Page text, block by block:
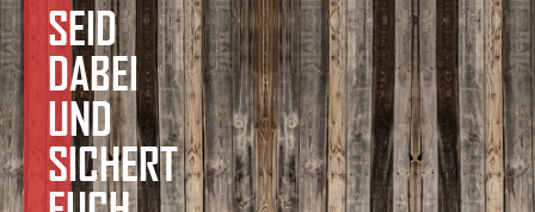
SEID
DABEI
UND
SICHERT